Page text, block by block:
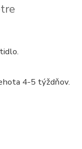
4-5 týždňov.